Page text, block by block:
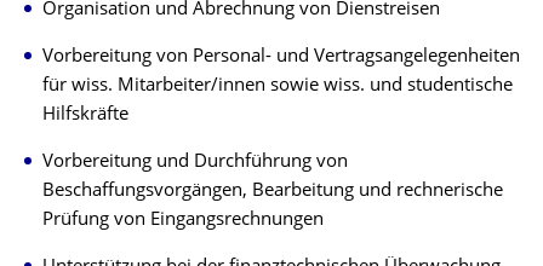
Organisation und Abrechnung von Dienstreisen
Vorbereitung von Personal- und Vertragsangelegenheiten
für wiss. Mitarbeiter/innen sowie wiss. und studentische
Hilfskräfte
Vorbereitung und Durchführung von
Beschaffungsvorgängen, Bearbeitung und rechnerische
Prüfung von Eingangsrechnungen